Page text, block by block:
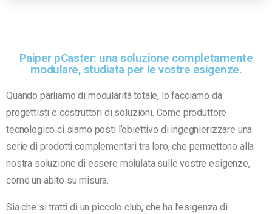
Paiper pCaster: una soluzione completamente
modulare, studiata per le vostre esigenze.
Quando parliamo di modularità totale, lo facciamo da
progettisti e costruttori di soluzioni. Come produttore
tecnologico ci siamo posti l’obiettivo di ingegnierizzare una
serie di prodotti complementari tra loro, che permettono alla
nostra soluzione di essere molulata sulle vostre esigenze,
come un abito su misura.
Sia che si tratti di un piccolo club, che ha l’esigenza di